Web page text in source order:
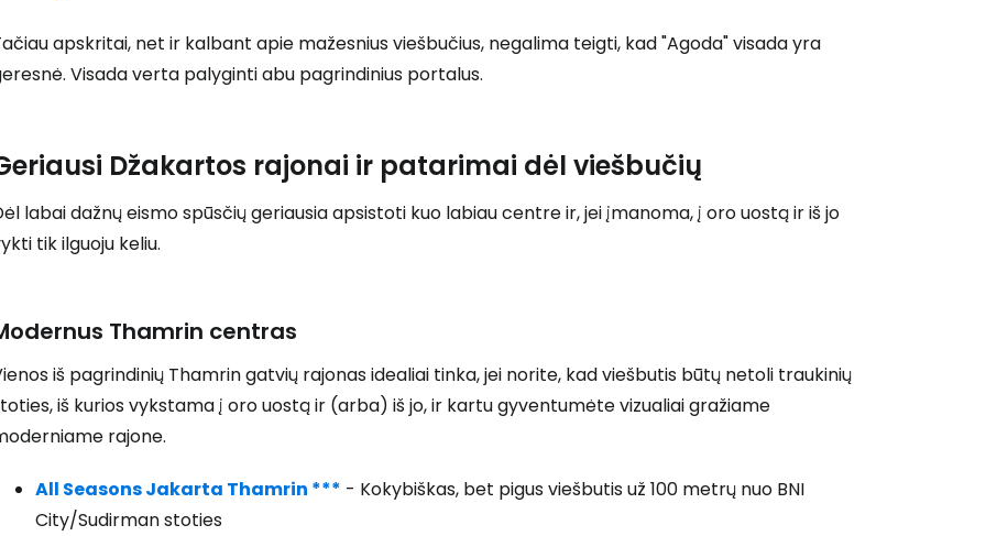
apskritai, net ir kalbant apie mažesnius viešbučius, negalima teigti, kad "Agoda" visada yra
Visada verta palyginti abu pagrindinius portalus.
Džakartos rajonai ir patarimai dėl viešbučių
labai dažnų eismo spūsčių geriausia apsistoti kuo labiau centre ir, jei įmanoma, į oro uostą ir iš jo
tik ilguoju keliu.
Thamrin centras
iš pagrindinių Thamrin gatvių rajonas idealiai tinka, jei norite, kad viešbutis būtų netoli traukinių
iš kurios vykstama į oro uostą ir (arba) iš jo, ir kartu gyventumėte vizualiai gražiame
rajone.
All Seasons Jakarta Thamrin *** - Kokybiškas, bet pigus viešbutis už 100 metrų nuo BNI
City/Sudirman stoties